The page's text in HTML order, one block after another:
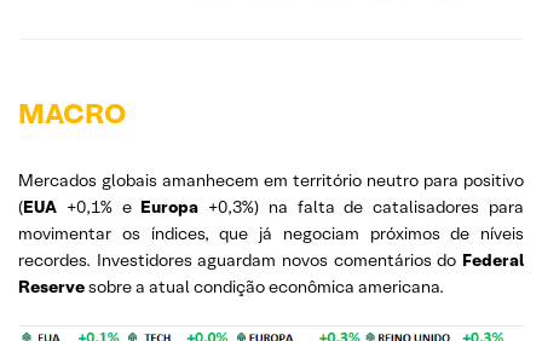
MACRO
Mercados globais amanhecem em território neutro para positivo
(EUA +0,1% e Europa +0,3%) na falta de catalisadores para
movimentar os índices, que já negociam próximos de níveis
recordes. Investidores aguardam novos comentários do Federal
Reservesobre a atual condição econômica americana.